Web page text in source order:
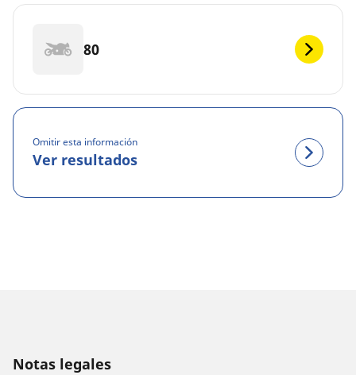
80
Omitir esta información
Ver resultados
Notas legales